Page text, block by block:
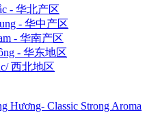
- 华北产区
- 华中产区
- 华南产区
- 华东地区
西北地区
Hương- Classic Strong Aroma